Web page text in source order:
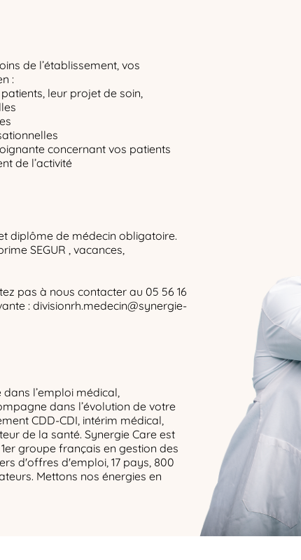
de l’établissement, vos
:
leur projet de soin,
concernant vos patients
de l’activité
diplôme de médecin obligatoire.
SEGUR , vacances,
pas à nous contacter au 05 56 16
: divisionrh.medecin@synergie-
l’emploi médical,
dans l’évolution de votre
CDD-CDI, intérim médical,
de la santé. Synergie Care est
groupe français en gestion des
d'offres d'emploi, 17 pays, 800
Mettons nos énergies en